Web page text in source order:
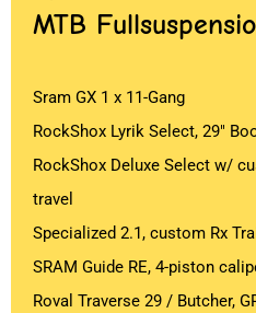
MTB
Sram GX 1 x 11-Gang
RockShox Lyrik Select, 29″
RockShox Deluxe Select w/
travel
Specialized 2.1, custom Rx
SRAM Guide RE, 4-piston
Roval Traverse 29 / Butcher,